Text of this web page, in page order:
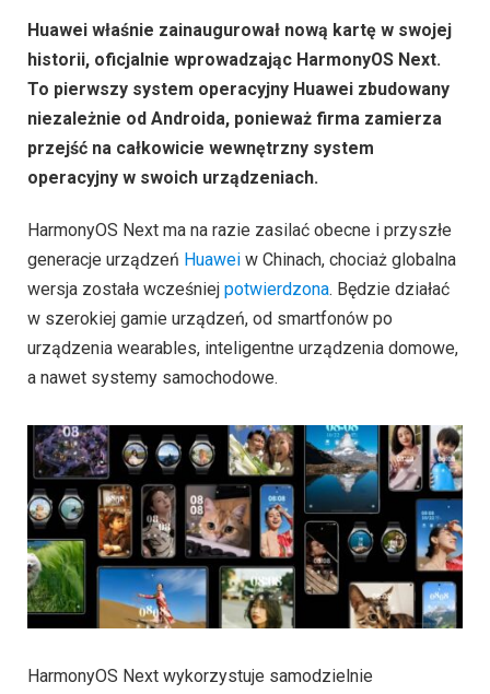
Huawei właśnie zainaugurował nową kartę w swojej
historii, oficjalnie wprowadzając HarmonyOS Next.
To pierwszy system operacyjny Huawei zbudowany
niezależnie od Androida, ponieważ firma zamierza
przejść na całkowicie wewnętrzny system
operacyjny w swoich urządzeniach.
HarmonyOS Next ma na razie zasilać obecne i przyszłe
generacje urządzeń Huawei w Chinach, chociaż globalna
wersja została wcześniej potwierdzona. Będzie działać
w szerokiej gamie urządzeń, od smartfonów po
urządzenia wearables, inteligentne urządzenia domowe,
a nawet systemy samochodowe.
HarmonyOS Next wykorzystuje samodzielnie